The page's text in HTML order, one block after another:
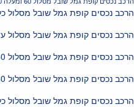
הרכב נכסים קופת גמל שובל מסלול כללי
הרכב נכסים קופת גמל שובל מסלול עד 50
הרכב נכסים קופת גמל שובל מסלול 50-60 08.2020
הרכב נכסים קופת גמל שובל מסלול 60 ומעלה 08.2020
הרכב נכסים קופת גמל שובל מסלול כללי